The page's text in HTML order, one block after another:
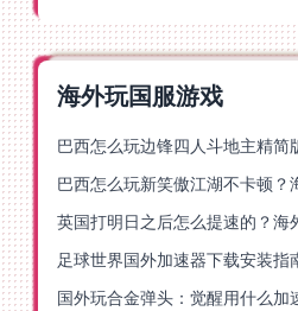
海外玩国服游戏
英国打明日之后怎么提速的？海